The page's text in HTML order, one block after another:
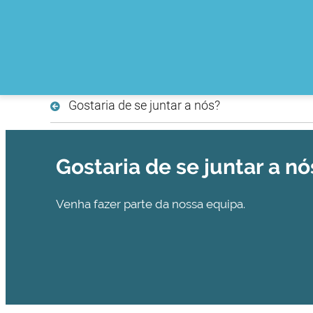
Gostaria de se juntar a nós?
Gostaria de se juntar a
Venha fazer parte da nossa equipa.